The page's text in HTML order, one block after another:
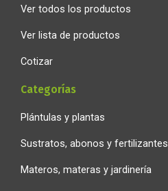
Ver todos los productos
Ver lista de productos
Cotizar
Categorías
Plántulas y plantas
Sustratos, abonos y fertilizantes
Materos, materas y jardinería